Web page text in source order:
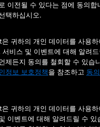
이전될 수 있다는 점에 동의합
택하십시오.
귀하의 개인 데이터를 사용
서비스 및 이벤트에 대해 알려
제든지 동의를 철회할 수 있습
정보 보호정책을 참조하고 동
귀하의 개인 데이터를 사용
이벤트에 대해 알려드릴 수 있